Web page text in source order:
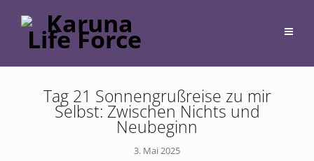
Tag 21 Sonnengrußreise zu mir
Selbst: Zwischen Nichts und
Neubeginn
3. Mai 2025